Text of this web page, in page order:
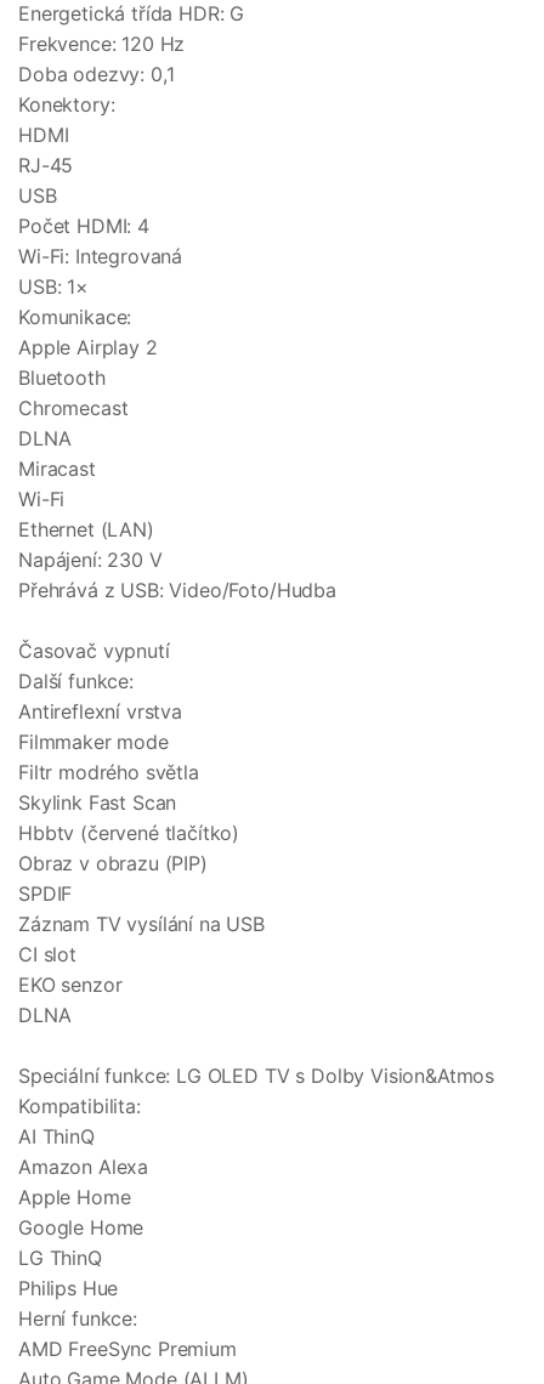
Energetická třída HDR: G
Frekvence: 120 Hz
Doba odezvy: 0,1
Konektory:
HDMI
RJ-45
USB
Počet HDMI: 4
Wi-Fi: Integrovaná
USB: 1×
Komunikace:
Apple Airplay 2
Bluetooth
Chromecast
DLNA
Miracast
Wi-Fi
Ethernet (LAN)
Napájení: 230 V
Přehrává z USB: Video/Foto/Hudba
Časovač vypnutí
Další funkce:
Antireflexní vrstva
Filmmaker mode
Filtr modrého světla
Skylink Fast Scan
Hbbtv (červené tlačítko)
Obraz v obrazu (PIP)
SPDIF
Záznam TV vysílání na USB
CI slot
EKO senzor
DLNA
Speciální funkce: LG OLED TV s Dolby Vision&Atmos
Kompatibilita:
AI ThinQ
Amazon Alexa
Apple Home
Google Home
LG ThinQ
Philips Hue
Herní funkce:
AMD FreeSync Premium